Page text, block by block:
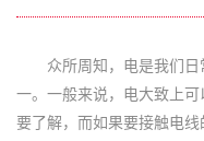
众所周知，电是我们日
一。一般来说，电大致上
要了解，而如果要接触电